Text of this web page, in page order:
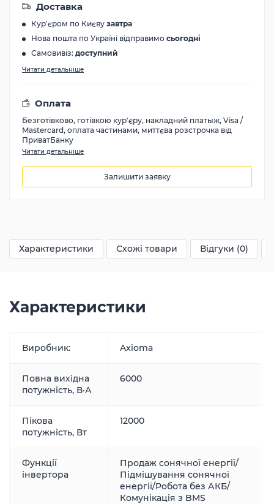
Доставка
Кур'єром по Києву завтра
Нова пошта по Україні відправимо сьогодні
Самовивіз: доступний
Читати детальніше
Оплата
Безготівково, готівкою кур'єру, накладний платыж, Visa /
Mastercard, оплата частинами, миттєва розстрочка від
ПриватБанку
Читати детальніше
Залишити заявку
Характеристики Схожі товари Відгуки (0)
Характеристики
Виробник: Axioma
Повна вихідна
потужність, В·А
6000
Пікова
потужність, Вт
12000
Функції
інвертора
Продаж сонячної енергії/
Підмішування сонячної
енергії/Робота без АКБ/
Комунікація з BMS